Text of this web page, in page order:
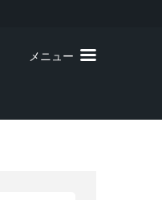
メニュー